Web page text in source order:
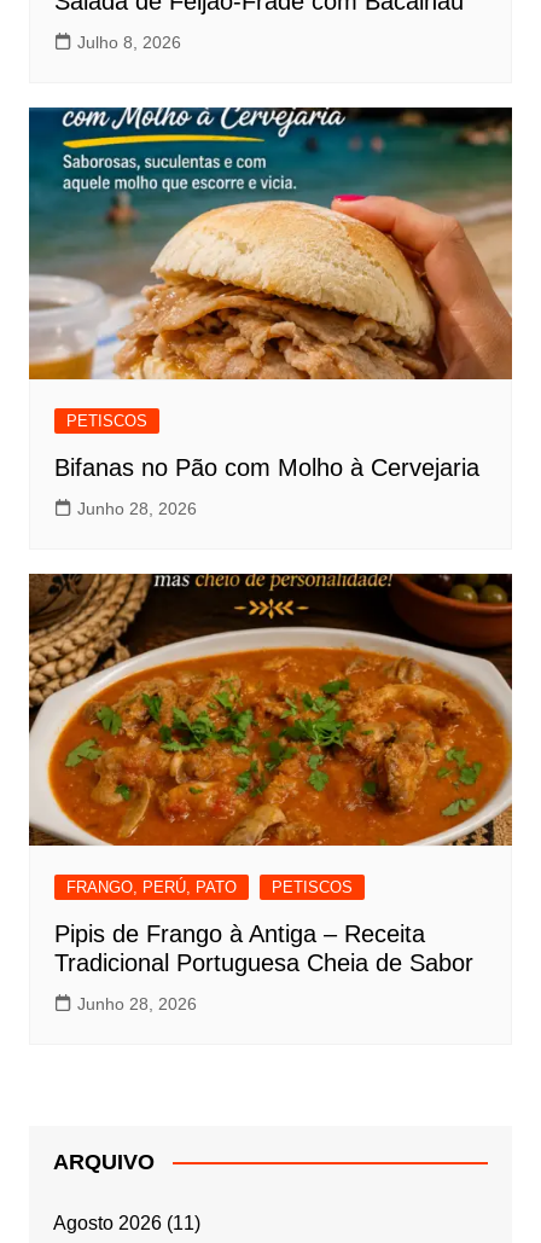
Julho 8, 2026
PETISCOS
Bifanas no Pão com Molho à Cervejaria
Junho 28, 2026
FRANGO, PERÚ, PATO PETISCOS
Pipis de Frango à Antiga – Receita
Tradicional Portuguesa Cheia de Sabor
Junho 28, 2026
ARQUIVO
Agosto 2026(11)